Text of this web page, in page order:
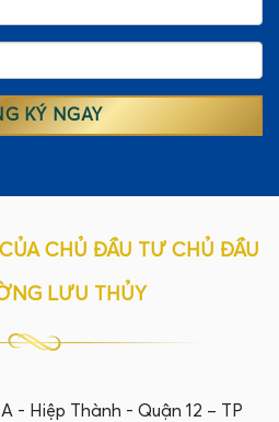
CHỦ ĐẦU TƯ CHỦ ĐẦU
LƯU THỦY
- Hiệp Thành - Quận 12 – TP